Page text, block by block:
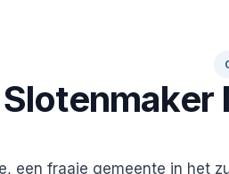
Slotenmaker
een fraaie gemeente in het